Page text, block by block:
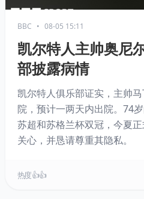
BBC • 08-05 15:11
凯尔特人主帅奥尼
部披露病情
凯尔特人俱乐部证实，主帅
院，预计一两天内出院。74
苏超和苏格兰杯双冠，今夏
关心，并恳请尊重其隐私。
热度 👍👍